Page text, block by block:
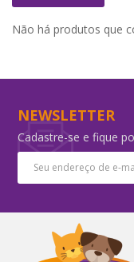
Não há produtos que
NEWSLETTER
Cadastre-se e fique